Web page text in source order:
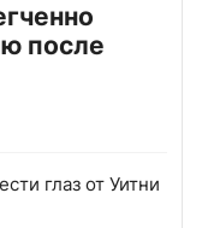
после
глаз от Уитни